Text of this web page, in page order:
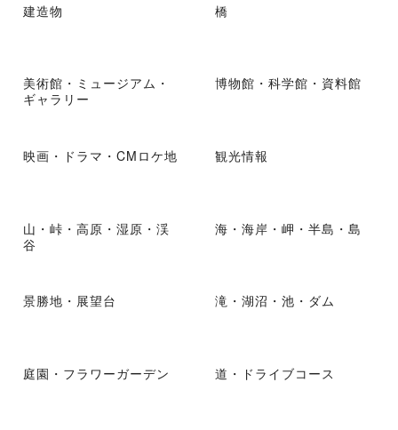
建造物 橋
美術館・ミュージアム・
ギャラリー
博物館・科学館・資料館
映画・ドラマ・CMロケ地 観光情報
山・峠・高原・湿原・渓
谷
海・海岸・岬・半島・島
景勝地・展望台 滝・湖沼・池・ダム
庭園・フラワーガーデン 道・ドライブコース